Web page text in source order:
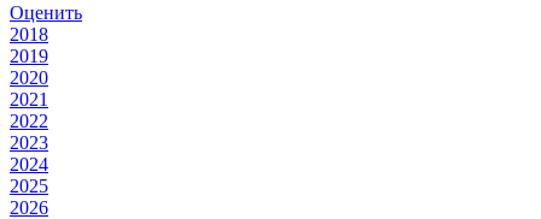
Оценить
2018
2019
2020
2021
2022
2023
2024
2025
2026